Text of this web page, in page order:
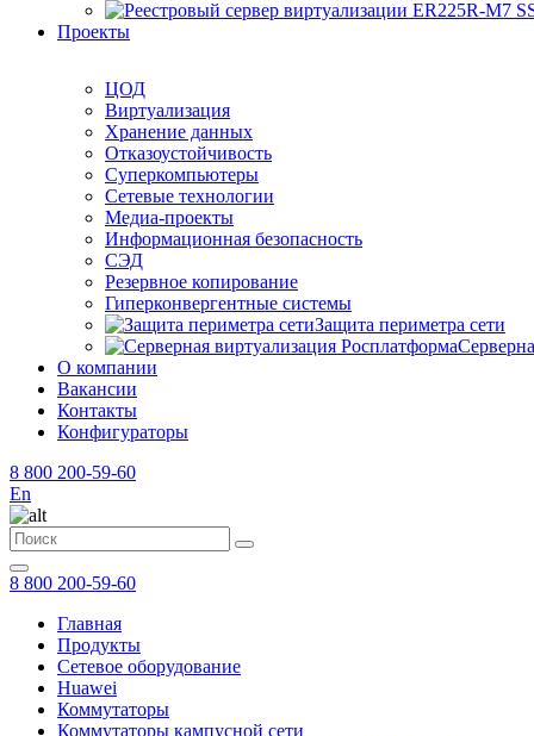
Проекты
ЦОД
Виртуализация
Хранение данных
Отказоустойчивость
Суперкомпьютеры
Сетевые технологии
Медиа-проекты
Информационная безопасность
СЭД
Резервное копирование
Гиперконвергентные системы
Защита периметра сети
О компании
Вакансии
Контакты
Конфигураторы
8 800 200-59-60
En
8 800 200-59-60
Главная
Продукты
Сетевое оборудование
Huawei
Коммутаторы
Коммутаторы кампусной сети